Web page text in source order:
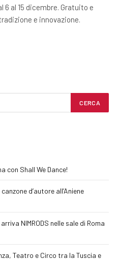
6 al 15 dicembre. Gratuito e
e innovazione.
con Shall We Dance!
d’autore all’Aniene
NIMRODS nelle sale di Roma
Teatro e Circo tra la Tuscia e